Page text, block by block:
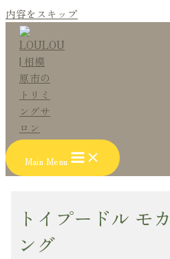
内容をスキップ
Main Menu
トイプードル モ
ング